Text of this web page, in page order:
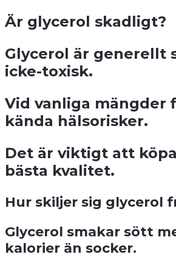
Är glycerol skadligt?
Glycerol är generellt
icke-toxisk.
Vid vanliga mängder
kända hälsorisker.
Det är viktigt att
bästa kvalitet.
Hur skiljer sig glycerol
Glycerol smakar sött
kalorier än socker.